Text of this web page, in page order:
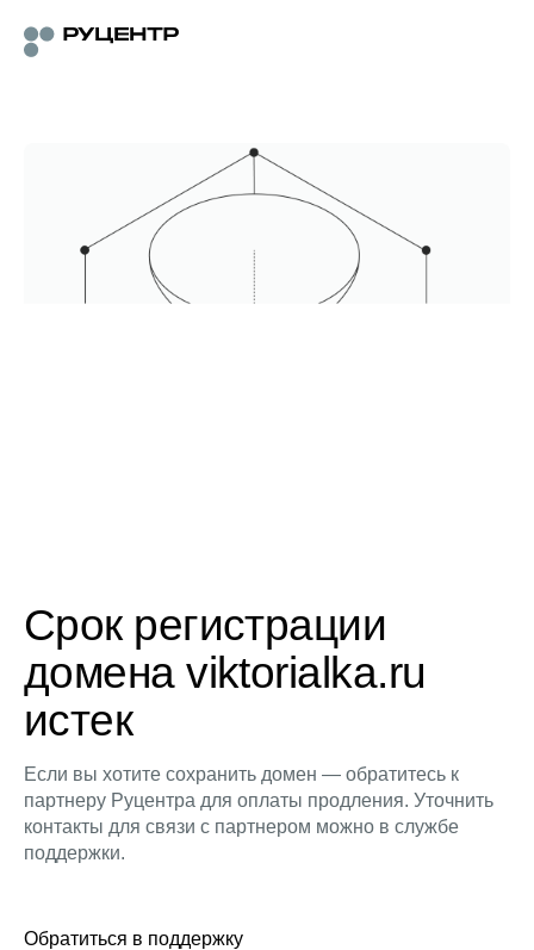
Срок регистрации
домена viktorialka.ru
истек
Если вы хотите сохранить домен — обратитесь к
партнеру Руцентра для оплаты продления. Уточнить
контакты для связи с партнером можно в службе
поддержки.
Обратиться в поддержку